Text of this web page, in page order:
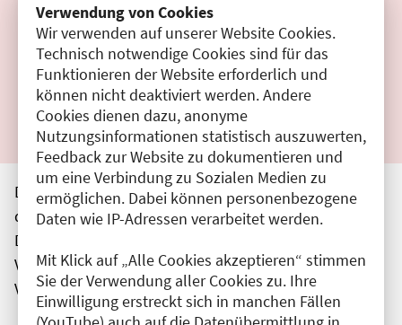
Verwendung von Cookies
Wir verwenden auf unserer Website Cookies.
Technisch notwendige Cookies sind für das
Funktionieren der Website erforderlich und
können nicht deaktiviert werden. Andere
Cookies dienen dazu, anonyme
Nutzungsinformationen statistisch auszuwerten,
Feedback zur Website zu dokumentieren und
um eine Verbindung zu Sozialen Medien zu
ermöglichen. Dabei können personenbezogene
Daten wie IP-Adressen verarbeitet werden.
Mit Klick auf „Alle Cookies akzeptieren“ stimmen
Sie der Verwendung aller Cookies zu. Ihre
Einwilligung erstreckt sich in manchen Fällen
Filter zurücksetzen
Ergebnisse drucken
Die hier aufgeführten Veranstaltungen entsprechen
den unmittelbar vom Veranstalter getätigten Angaben.
Die Ärztekammer Berlin übernimmt keine
Verantwortung für den Inhalt, die Haftung obliegt dem
Veranstalter.